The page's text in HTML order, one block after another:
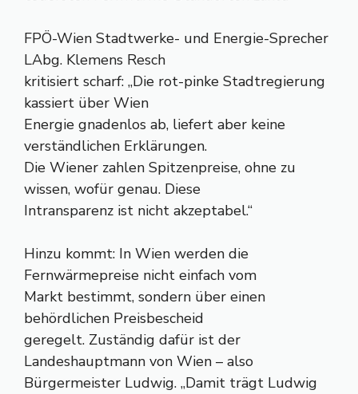
FPÖ-Wien Stadtwerke- und Energie-Sprecher
LAbg. Klemens Resch
kritisiert scharf: „Die rot-pinke Stadtregierung
kassiert über Wien
Energie gnadenlos ab, liefert aber keine
verständlichen Erklärungen.
Die Wiener zahlen Spitzenpreise, ohne zu
wissen, wofür genau. Diese
Intransparenz ist nicht akzeptabel.“
Hinzu kommt: In Wien werden die
Fernwärmepreise nicht einfach vom
Markt bestimmt, sondern über einen
behördlichen Preisbescheid
geregelt. Zuständig dafür ist der
Landeshauptmann von Wien – also
Bürgermeister Ludwig. „Damit trägt Ludwig